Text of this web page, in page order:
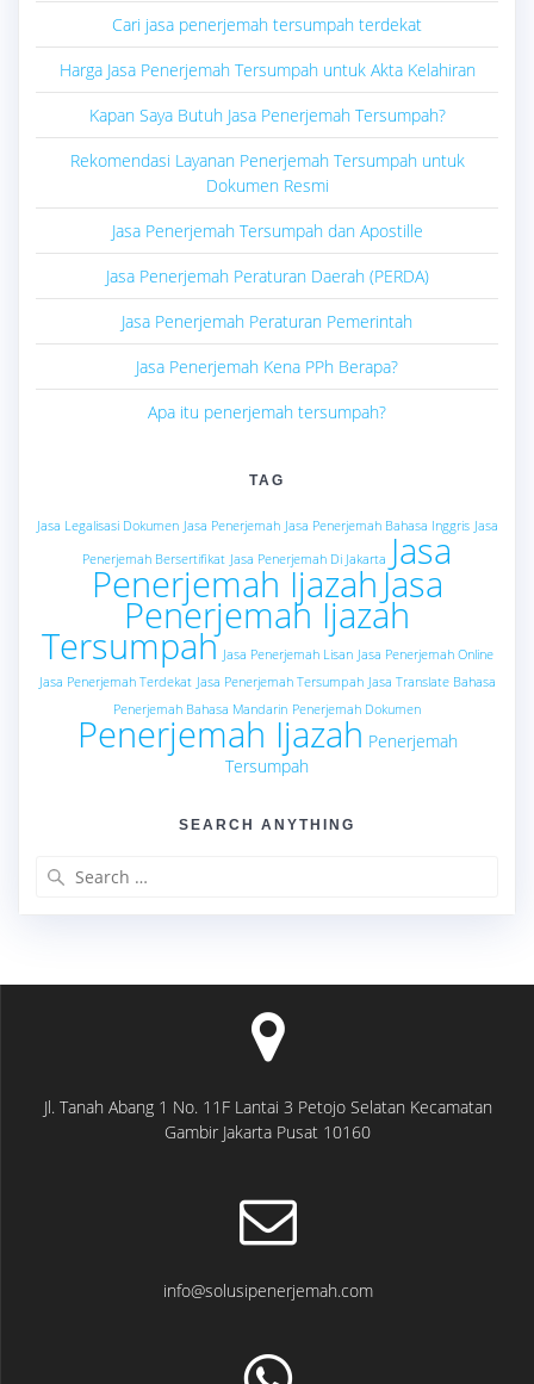
Cari jasa penerjemah tersumpah terdekat
Harga Jasa Penerjemah Tersumpah untuk Akta Kelahiran
Kapan Saya Butuh Jasa Penerjemah Tersumpah?
Rekomendasi Layanan Penerjemah Tersumpah untuk
Dokumen Resmi
Jasa Penerjemah Tersumpah dan Apostille
Jasa Penerjemah Peraturan Daerah (PERDA)
Jasa Penerjemah Peraturan Pemerintah
Jasa Penerjemah Kena PPh Berapa?
Apa itu penerjemah tersumpah?
TAG
Jasa Legalisasi Dokumen Jasa Penerjemah Jasa Penerjemah Bahasa Inggris Jasa
Penerjemah Bersertifikat Jasa Penerjemah Di Jakarta Jasa
Penerjemah Ijazah Jasa
Penerjemah Ijazah
Tersumpah Jasa Penerjemah Lisan Jasa Penerjemah Online
Jasa Penerjemah Terdekat Jasa Penerjemah Tersumpah Jasa Translate Bahasa
Penerjemah Bahasa Mandarin Penerjemah Dokumen
Penerjemah Ijazah Penerjemah
Tersumpah
SEARCH ANYTHING
Jl. Tanah Abang 1 No. 11F Lantai 3 Petojo Selatan Kecamatan
Gambir Jakarta Pusat 10160
info@solusipenerjemah.com